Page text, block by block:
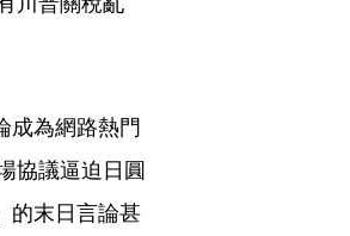
成為網路熱門
協議逼迫日圓
的末日言論甚